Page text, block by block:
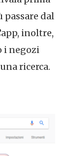
passare dal
inoltre,
i negozi
ricerca.